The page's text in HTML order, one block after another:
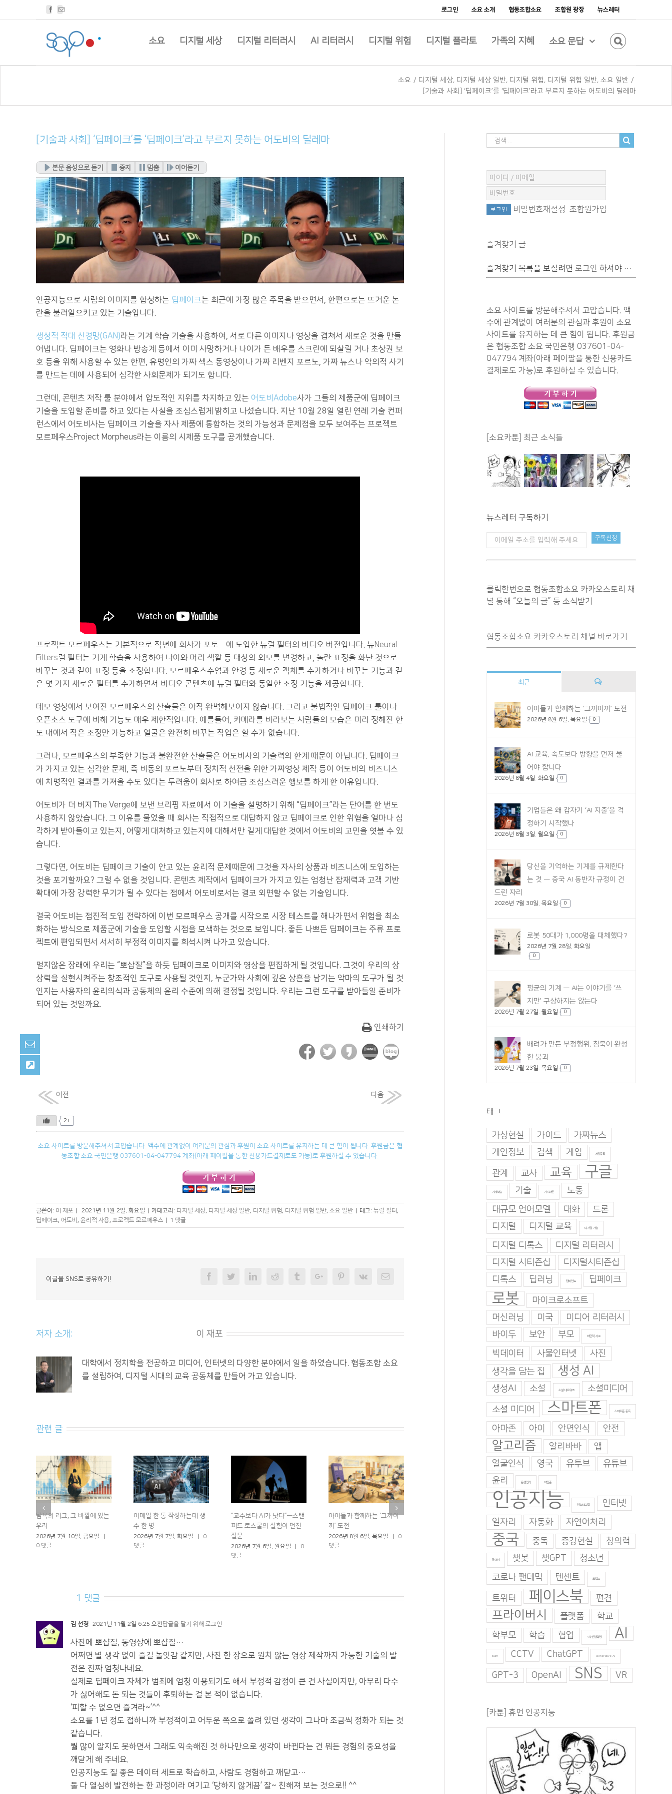
Facebook
로그인 소요 소개 협동조합소요 조합원 광장 뉴스레터
소요 디지털 세상 디지털 리터러시 AI 리터러시 디지털 위험 디지털 플라토 가족의 지혜 소요 문답
소요 / 디지털 세상, 디지털 세상 일반, 디지털 위험, 디지털 위험 일반, 소요 일반 /
[기술과 사회] ‘딥페이크’를 ‘딥페이크’라고 부르지 못하는 어도비의 딜레마
[기술과 사회] ‘딥페이크’를 ‘딥페이크’라고 부르지 못하는 어도비의 딜레마
본문 음성으로 듣기 중지 멈춤 이어듣기
인공지능으로 사람의 이미지를 합성하는 딥페이크는 최근에 가장 많은 주목을 받으면서, 한편으로는 뜨거운 논
란을 불러일으키고 있는 기술입니다.
생성적 적대 신경망(GAN)라는 기계 학습 기술을 사용하여, 서로 다른 이미지나 영상을 겹쳐서 새로운 것을 만들
어냅니다. 딥페이크는 영화나 방송계 등에서 이미 사망하거나 나이가 든 배우를 스크린에 되살릴 거나 초상권 보
호 등을 위해 사용할 수 있는 한편, 유명인의 가짜 섹스 동영상이나 가짜 리벤지 포르노, 가짜 뉴스나 악의적 사기
를 만드는 데에 사용되어 심각한 사회문제가 되기도 합니다.
그런데, 콘텐츠 저작 툴 분야에서 압도적인 지위를 차지하고 있는 어도비Adobe사가 그들의 제품군에 딥페이크
기술을 도입할 준비를 하고 있다는 사실을 조심스럽게 밝히고 나섰습니다. 지난 10월 28일 열린 연례 기술 컨퍼
런스에서 어도비사는 딥페이크 기술을 자사 제품에 통합하는 것의 가능성과 문제점을 모두 보여주는 프로젝트
모르페우스Project Morpheus라는 이름의 시제품 도구를 공개했습니다.
프로젝트 모르페우스는 기본적으로 작년에 회사가 포토샾에 도입한 뉴럴 필터의 비디오 버전입니다. 뉴Neural
Filters럴 필터는 기계 학습을 사용하여 나이와 머리 색깔 등 대상의 외모를 변경하고, 놀란 표정을 화난 것으로
바꾸는 것과 같이 표정 등을 조정합니다. 모르페우스수염과 안경 등 새로운 객체를 추가하거나 바꾸는 기능과 같
은 몇 가지 새로운 필터를 추가하면서 비디오 콘텐츠에 뉴럴 필터와 동일한 조정 기능을 제공합니다.
데모 영상에서 보여진 모르페우스의 산출물은 아직 완벽해보이지 않습니다. 그리고 불법적인 딥페이크 툴이나
오픈소스 도구에 비해 기능도 매우 제한적입니다. 예를들어, 카메라를 바라보는 사람들의 모습은 미리 정해진 한
도 내에서 작은 조정만 가능하고 얼굴은 완전히 바꾸는 작업은 할 수가 없습니다.
그러나, 모르페우스의 부족한 기능과 불완전한 산출물은 어도비사의 기술력의 한계 때문이 아닙니다. 딥페이크
가 가지고 있는 심각한 문제, 즉 비동의 포르노부터 정치적 선전을 위한 가짜영상 제작 등이 어도비의 비즈니스
에 치명적인 결과를 가져올 수도 있다는 두려움이 회사로 하여금 조심스러운 행보를 하게 한 이유입니다.
어도비가 더 버지The Verge에 보낸 브리핑 자료에서 이 기술을 설명하기 위해 “딥페이크”라는 단어를 한 번도
사용하지 않았습니다. 그 이유를 물었을 때 회사는 직접적으로 대답하지 않고 딥페이크로 인한 위협을 얼마나 심
각하게 받아들이고 있는지, 어떻게 대처하고 있는지에 대해서만 길게 대답한 것에서 어도비의 고민을 엿볼 수 있
습니다.
그렇다면, 어도비는 딥페이크 기술이 안고 있는 윤리적 문제때문에 그것을 자사의 상품과 비즈니스에 도입하는
것을 포기할까요? 그럴 수 없을 것입니다. 콘텐츠 제작에서 딥페이크가 가지고 있는 엄청난 잠재력과 고객 기반
확대에 가장 강력한 무기가 될 수 있다는 점에서 어도비로서는 결코 외면할 수 없는 기술입니다.
결국 어도비는 점진적 도입 전략하에 이번 모르페우스 공개를 시작으로 시장 테스트를 해나가면서 위험을 최소
화하는 방식으로 제품군에 기술을 도입할 시점을 모색하는 것으로 보입니다. 좋든 나쁘든 딥페이크는 주류 프로
젝트에 편입되면서 서서히 부정적 이미지를 희석시켜 나가고 있습니다.
멀지않은 장래에 우리는 “뽀삽질”을 하듯 딥페이크로 이미지와 영상을 편집하게 될 것입니다. 그것이 우리의 상
상력을 실현시켜주는 창조적인 도구로 사용될 것인지, 누군가와 사회에 깊은 상흔을 남기는 악마의 도구가 될 것
인지는 사용자의 윤리의식과 공동체의 윤리 수준에 의해 결정될 것입니다. 우리는 그런 도구를 받아들일 준비가
되어 있는 것일까요.
인쇄하기
이전 다음
2+
소요 사이트를 방문해주셔서 고맙습니다. 액수에 관계없이 여러분의 관심과 후원이 소요 사이트를 유지하는 데 큰 힘이 됩니다. 후원금은 협
동조합 소요 국민은행 037601-04-047794 계좌(아래 페이팔을 통한 신용카드결제로도 가능)로 후원하실 수 있습니다.
글쓴이: 이 재포 | 2021년 11월 2일. 화요일 | 카테고리: 디지털 세상, 디지털 세상 일반, 디지털 위험, 디지털 위험 일반, 소요 일반 | 태그: 뉴럴 필터 ,
딥페이크, 어도비 , 윤리적 사용, 프로젝트 모르페우스 | 1 댓글
이글을 SNS로 공유하기! FacebookTwitterLinkedinReddit TumblrGoogleplusPinterest
Vk Email
이 재포
대학에서 정치학을 전공하고 미디어, 인터넷의 다양한 분야에서 일을 하였습니다. 협동조합 소요
를 설립하여, 디지털 시대의 교육 공동체를 만들어 가고 있습니다.
관련 글
탐욕의 리그, 그 바깥에 있는
우리
2026년 7월 10일. 금요일
|
0 댓글
이메일 한 통 작성하는데 생
수 한 병
2026년 7월 7일. 화요일 |
0
댓글
“교수보다 AI가 낫다”—스탠
퍼드 로스쿨의 실험이 던진
질문
2026년 7월 6일. 월요일 |
0
댓글
아이들과 함께하는 ‘그까이
꺼’ 도전
2026년 8월 6일. 목요일 |
0
댓글
AI 교육, 속도보다 방향을 먼
0
기업들은 왜 갑자기 ‘AI 지
출’을 걱정하기 시작했나
2026년 8월 3일. 월요일 |
0
댓글
자 규정이 건드린
2026년 7월 30일.
		1 댓글
김 선경 2021년 11월 2일 6:25 오전답글을 달기 위해 로그인
사진에 뽀샵질, 동영상에 뽀샵질…
어쩌면 별 생각 없이 즐길 놀잇감 같지만, 사진 한 장으로 원치 않는 영상 제작까지 가능한 기술의 발
전은 진짜 엄청나네요.
실제로 딥페이크 자체가 범죄에 엄청 이용되기도 해서 부정적 감정이 큰 건 사실이지만, 아무리 다수
가 싫어해도 돈 되는 것들이 후퇴하는 걸 본 적이 없습니다.
‘피할 수 없으면 즐겨라~’^^
소요를 1년 정도 접하니까 부정적이고 어두운 쪽으로 쏠려 있던 생각이 그나마 조금씩 정화가 되는 것
같습니다.
뭘 많이 알지도 못하면서 그래도 익숙해진 것 하나만으로 생각이 바뀐다는 건 뭐든 경험의 중요성을
깨닫게 해 주네요.
인공지능도 질 좋은 데이터 세트로 학습하고, 사람도 경험하고 깨닫고…
둘 다 열심히 발전하는 한 과정이라 여기고 ‘당하지 않게끔’ 잘~ 친해져 보는 것으로!! ^^
비밀번호재설정 조합원가입
즐겨찾기 글
즐겨찾기 목록을 보실려면 로그인 하셔야 합니다.
소요 사이트를 방문해주셔서 고맙습니다. 액
수에 관계없이 여러분의 관심과 후원이 소요
사이트를 유지하는 데 큰 힘이 됩니다. 후원금
은 협동조합 소요 국민은행 037601-04-
047794 계좌(아래 페이팔을 통한 신용카드
결제로도 가능)로 후원하실 수 있습니다.
[소요카툰] 최근 소식들
뉴스레터 구독하기
클릭한번으로 협동조합소요 카카오스토리 채
널 통해 “오늘의 글” 등 소식받기
협동조합소요 카카오스토리 채널 바로가기
최근
아이들과 함께하는 ‘그까이꺼’ 도전
2026년 8월 6일. 목요일 0
AI 교육, 속도보다 방향을 먼저 물
어야 합니다
2026년 8월 4일. 화요일 0
기업들은 왜 갑자기 ‘AI 지출’을 걱
정하기 시작했나
2026년 8월 3일. 월요일 0
당신을 기억하는 기계를 규제한다
는 것 — 중국 AI 동반자 규정이 건
드린 자리
2026년 7월 30일. 목요일 0
로봇 50대가 1,000명을 대체했다?
2026년 7월 28일. 화요일
0
평균의 기계 — AI는 이야기를 ‘쓰
지만’ 구상하지는 않는다
2026년 7월 27일. 월요일 0
배려가 만든 부정행위, 침묵이 완성
한 붕괴
2026년 7월 23일. 목요일 0
태그
가상현실 가이드
가짜뉴스
개인정보
검색 게임 게임중독
관계 교사 교육 구글
기계학습 기술 기지과인
노동
대규모 언어모델
대화
드론
디지털
디지털 교육 디지털 기술
디지털 디톡스
디지털 리터러시
디지털 시티즌십
디지털시티즌십
디톡스
딥러닝 딥마인드 딥페이크
로봇
마이크로소프트
머신러닝
미국
미디어 리터러시
바이두
보안 부모 비판적 사고
빅데이터 사물인터넷
사진
생각을 담는 집
생성 AI
생성AI 소설 소셜 네트워크 소셜미디어
소셜 미디어 스마트폰 스마트폰 중독
아마존 아이 안면인식 안전
알고리즘 알리바바
앱
얼굴인식
영국 유투브
유튜브
윤리
음성인식 이인준
인공지능 인스타그램
인터넷
일자리
자동화 자연어처리
중국 중독 증강현실 창의력
창의성 챗봇 챗GPT
청소년
코로나 팬데믹
텐센트 트럼프
트위터 페이스북 편견
프라이버시 플랫폼
학교
학부모
학습 협업 4차산업혁명 AI
Burn CCTV ChatGPT Generative AI
GPT-3 OpenAI SNS VR
[카툰] 휴먼 인공지능